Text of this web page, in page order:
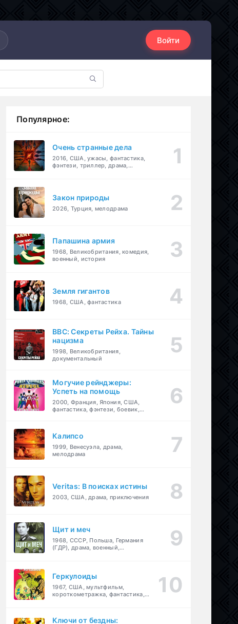
Войти
Популярное:
Очень странные дела
2016, США, ужасы, фантастика,
фэнтези, триллер, драма,
Закон природы
2026, Турция, мелодрама
Папашина армия
1968, Великобритания, комедия,
военный, история
Земля гигантов
1968, США, фантастика
BBC: Секреты Рейха. Тайны
нацизма
1998, Великобритания,
документальный
Могучие рейнджеры:
Успеть на помощь
2000, Франция, Япония, США,
фантастика, фэнтези, боевик,
Калипсо
1999, Венесуэла, драма,
мелодрама
Veritas: В поисках истины
2003, США, драма, приключения
Щит и меч
1968, СССР, Польша, Германия
(ГДР), драма, военный,
Геркулоиды
1967, США, мультфильм,
короткометражка, фантастика,
Ключи от бездны: